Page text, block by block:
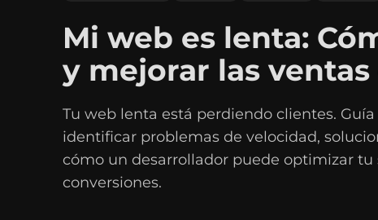
Mi web es lenta:
y mejorar las ventas
Tu web lenta está perdiendo clientes.
identificar problemas de velocidad,
cómo un desarrollador puede optimizar
conversiones.